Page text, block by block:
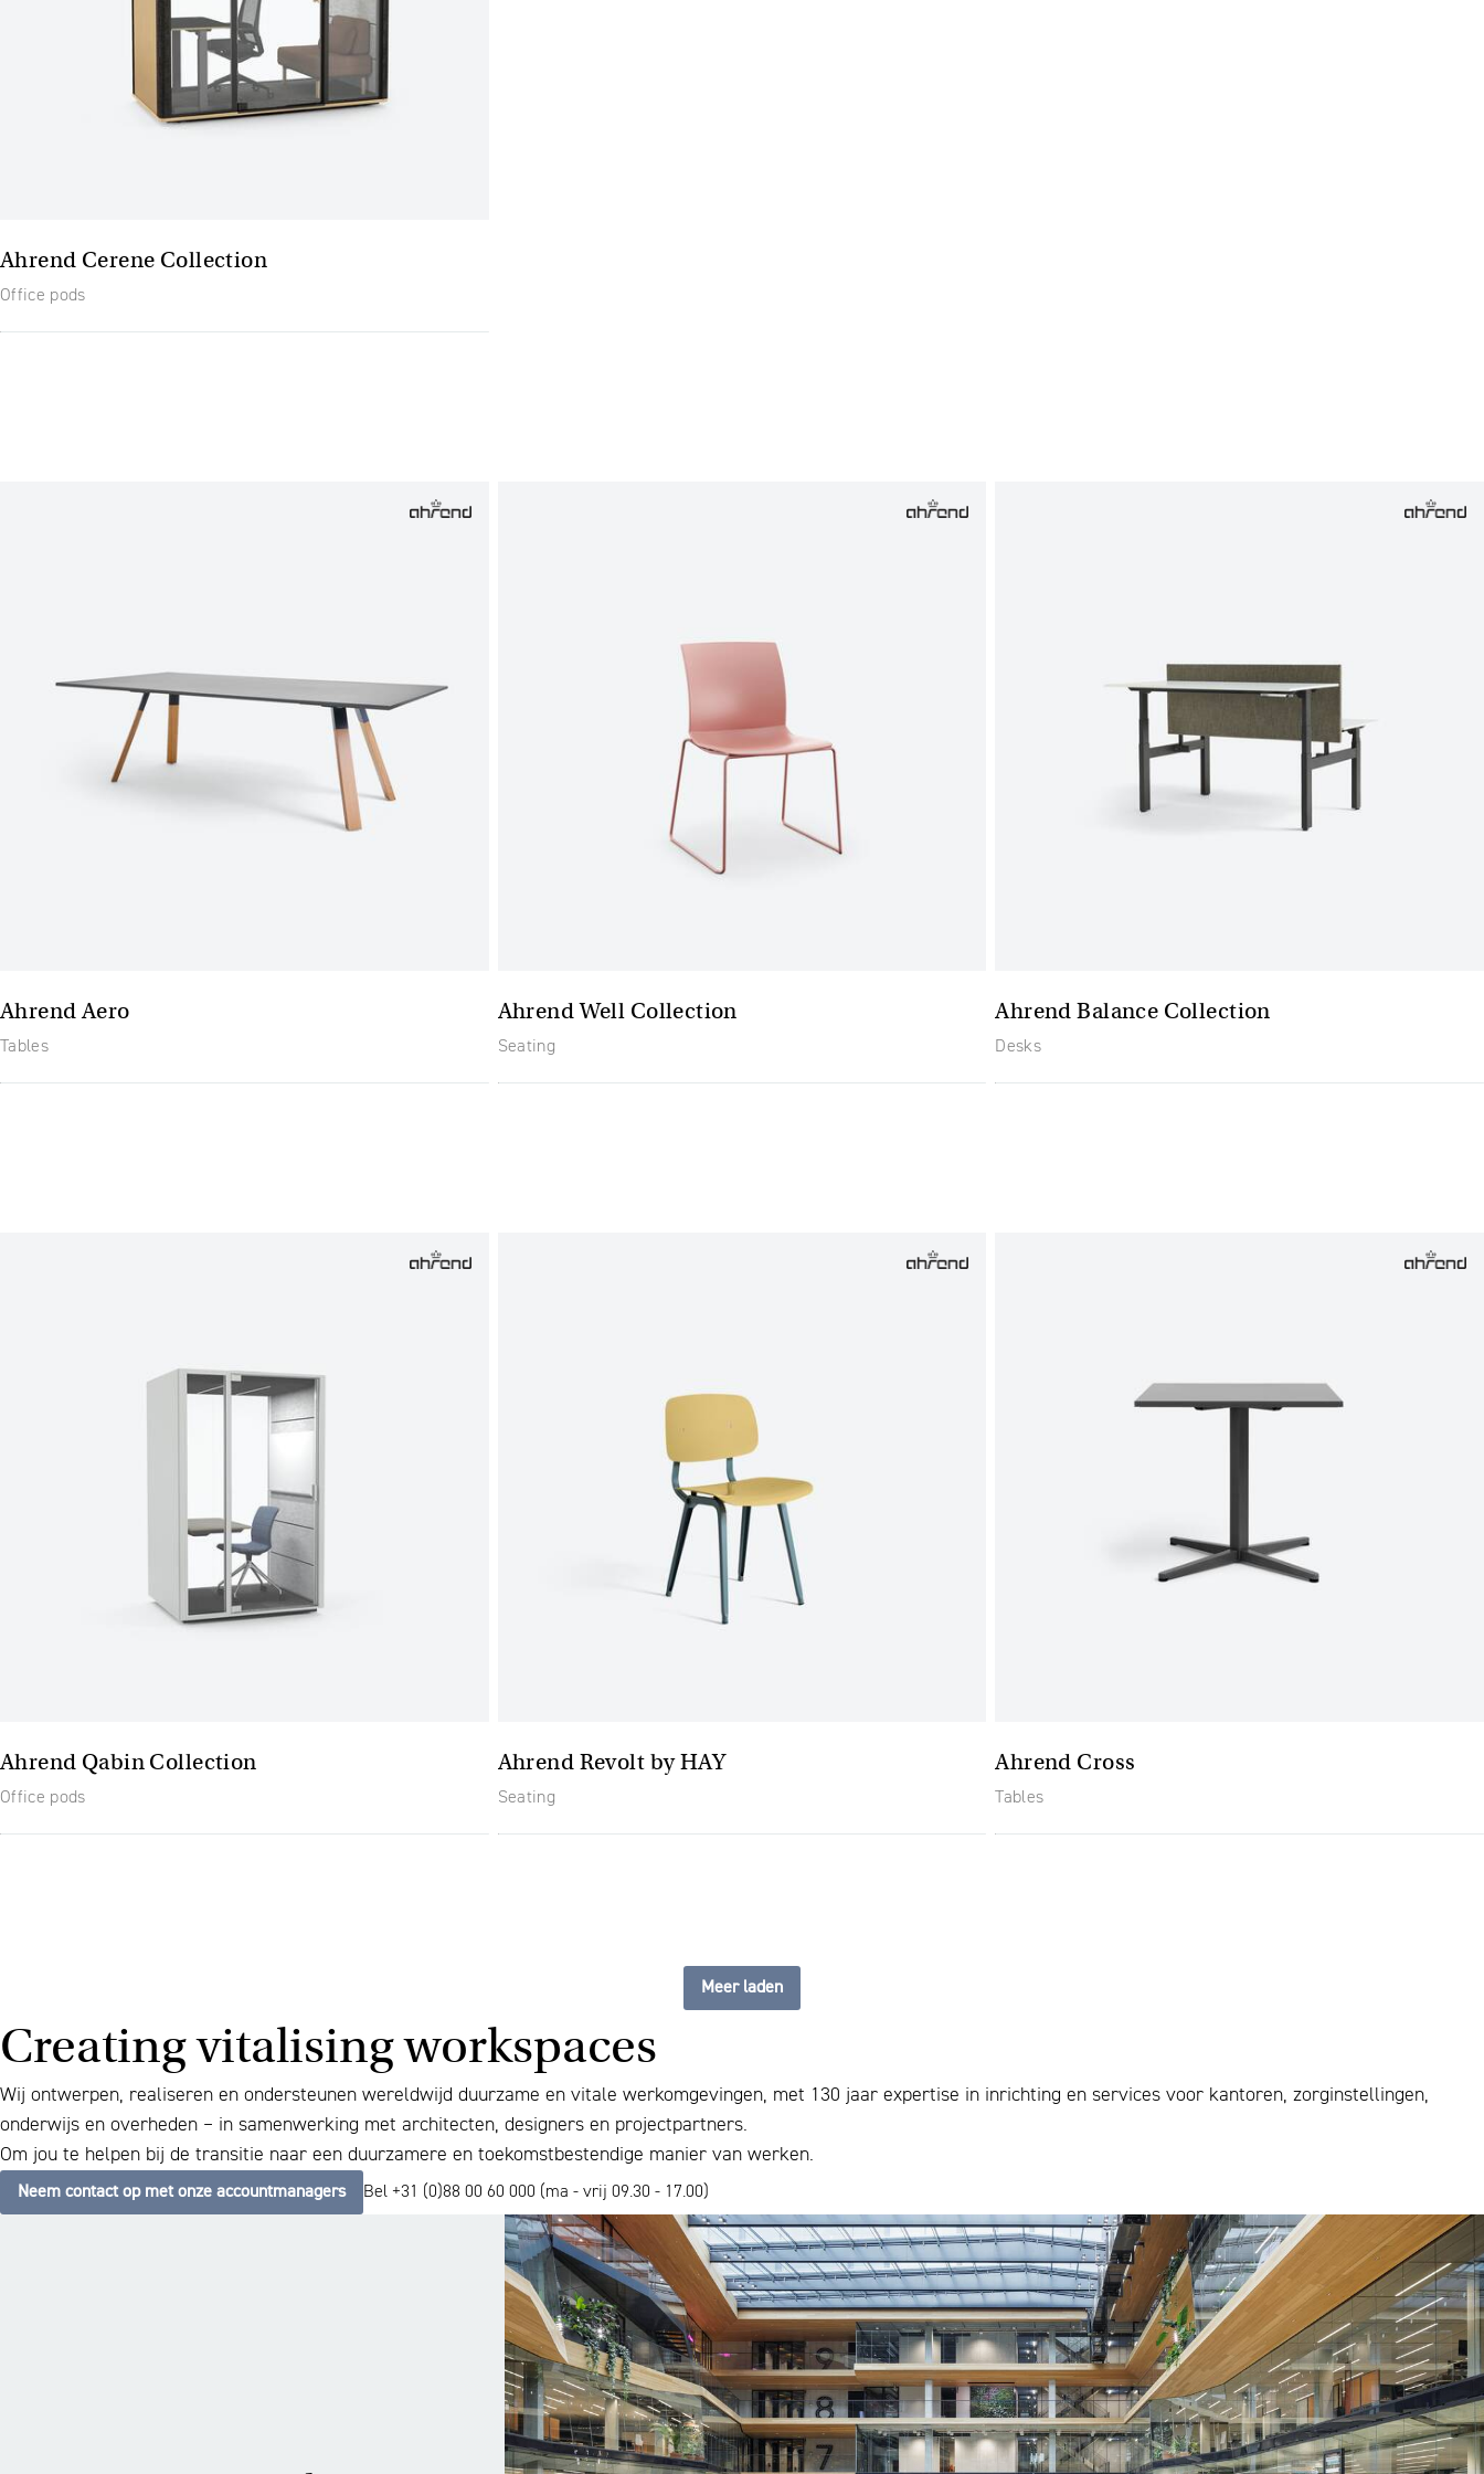
Ahrend Cerene Collection
Office pods
Ahrend Aero
Tables
Ahrend Well Collection
Seating
Ahrend Balance Collection
Desks
Ahrend Qabin Collection
Office pods
Ahrend Revolt by HAY
Seating
Ahrend Cross
Tables
Meer laden
Creating vitalising workspaces
Wij ontwerpen, realiseren en ondersteunen wereldwijd duurzame en vitale werkomgevingen, met 130 jaar expertise in inrichting en services voor kantoren, zorginstellingen,
onderwijs en overheden – in samenwerking met architecten, designers en projectpartners.
Om jou te helpen bij de transitie naar een duurzamere en toekomstbestendige manier van werken.
Neem contact op met onze accountmanagers Bel +31 (0)88 00 60 000 (ma - vrij 09.30 - 17.00)